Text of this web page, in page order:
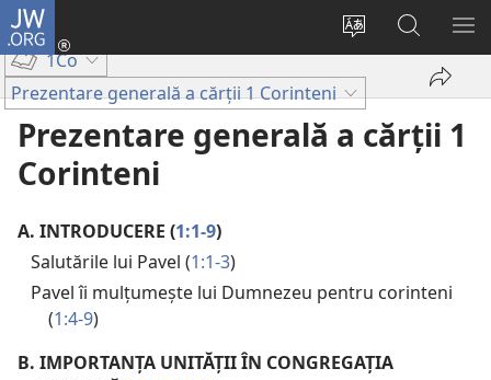
JW.ORG
Schimbaţi
site-
ului
Conectează-
deschide
fereastră
Căutați
JW.ORG
1Co
Prezentare generală a cărții 1 Corinteni
Prezentare generală a cărții 1
Corinteni
A. INTRODUCERE (1:1-9)
Salutările lui Pavel (1:1-3)
Pavel îi mulțumește lui Dumnezeu pentru corinteni
(1:4-9)
B. IMPORTANȚA UNITĂȚII ÎN CONGREGAȚIA